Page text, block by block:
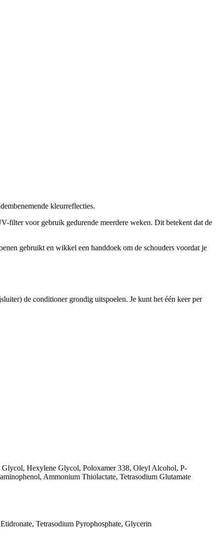
kleurreflecties.
filter voor gebruik gedurende meerdere weken. Dit betekent dat de
gebruikt en wikkel een handdoek om de schouders voordat je
de conditioner grondig uitspoelen. Je kunt het één keer per
Hexylene Glycol, Poloxamer 338, Oleyl Alcohol, P-
Ammonium Thiolactate, Tetrasodium Glutamate
Tetrasodium Pyrophosphate, Glycerin